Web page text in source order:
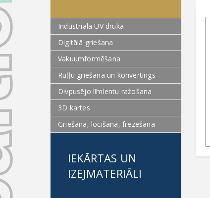
Industriālā UV druka
Digitālā griešana
Vakuumformēšana
Ruļļu griešana un konvertings
Divpusējo līmlentu ražošana
3D kartes
Griešana, locīšana, frēzēšana
IEKĀRTAS UN
IZEJMATERIĀLI